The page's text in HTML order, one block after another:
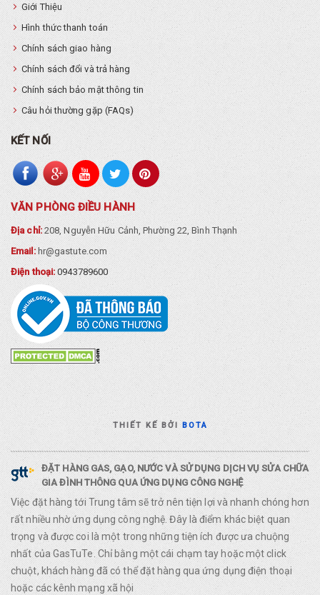
Giới Thiệu
Hình thức thanh toán
Chính sách giao hàng
Chính sách đổi và trả hàng
Chính sách bảo mật thông tin
Câu hỏi thường gặp (FAQs)
KẾT NỐI
VĂN PHÒNG ĐIỀU HÀNH
Địa chỉ:208, Nguyễn Hữu Cảnh, Phường 22, Bình Thạnh
Email: hr@gastute.com
Điện thoại:0943789600
THIẾT KẾ BỞIBOTA
ĐẶT HÀNG GAS, GẠO, NƯỚC VÀ SỬ DỤNG DỊCH VỤ SỬA CHỮA
GIA ĐÌNH THÔNG QUA ỨNG DỤNG CÔNG NGHỆ
Việc đặt hàng tới Trung tâm sẽ trở nên tiện lợi và nhanh chóng hơn
rất nhiều nhờ ứng dụng công nghệ. Đây là điểm khác biệt quan
trọng và được coi là một trong những tiện ích được ưa chuộng
nhất của GasTuTe. Chỉ bằng một cái chạm tay hoặc một click
chuột, khách hàng đã có thể đặt hàng qua ứng dụng điện thoại
hoặc các kênh mạng xã hội